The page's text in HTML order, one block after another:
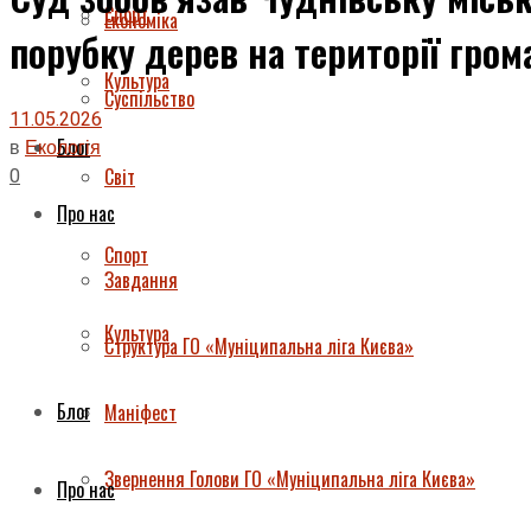
Спорт
Культура
Блог
Про нас
Завдання
Структура ГО «Муніципальна ліга Києва»
Маніфест
Звернення Голови ГО «Муніципальна ліга Києва»
Економіка
Суспільство
Світ
Спорт
Культура
Блог
Про нас
порубку дерев на території
11.05.2026
в Екологія
0